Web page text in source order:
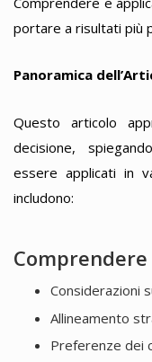
portare a risultati più
Panoramica
Questo articolo
decisione,
essere applicati in
includono:
Considerazioni
Allineamento
Preferenze dei